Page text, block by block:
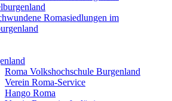
Romasiedlungen im
Roma Volkshochschule Burgenland
Verein Roma-Service
Hango Roma